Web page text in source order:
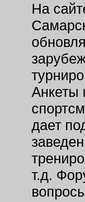
На
Анкеты
дает
т.д.